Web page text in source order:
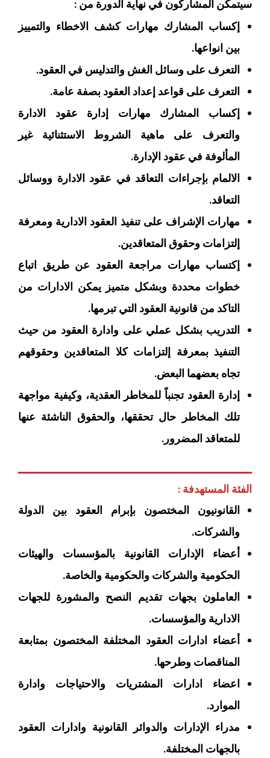
سيتمكن المشاركون في نهاية الدورة من :
إكساب المشارك مهارات كشف الاخطاء والتمييز
بين انواعها.
التعرف على وسائل الغش والتدليس في العقود.
التعرف على قواعد إعداد العقود بصفة عامة.
إكساب المشارك مهارات إدارة عقود الادارة
والتعرف على ماهية الشروط الاستثنائية غير
المألوفة في عقود الإدارة.
الالمام بإجراءات التعاقد في عقود الادارة ووسائل
التعاقد.
مهارات الإشراف على تنفيذ العقود الادارية ومعرفة
إلتزامات وحقوق المتعاقدين.
إكتساب مهارات مراجعة العقود عن طريق اتباع
خطوات محددة وبشكل متميز يمكن الادارات من
التاكد من قانونية العقود التي تبرمها.
التدريب بشكل عملي على وادارة العقود من حيث
التنفيذ بمعرفة إلتزامات كلا المتعاقدين وحقوقهم
تجاه بعضهما البعض.
إدارة العقود تجنباً للمخاطر العقدية، وكيفية مواجهة
تلك المخاطر حال تحققها، والحقوق الناشئة عنها
للمتعاقد المضرور.
الفئة المستهدفة :
القانونيون المختصون بإبرام العقود بين الدولة
والشركات.
أعضاء الإدارات القانونية بالمؤسسات والهيئات
الحكومية والشركات والحكومية والخاصة.
العاملون بجهات تقديم النصح والمشورة للجهات
الادارية والمؤسسات.
أعضاء ادارات العقود المختلفة المختصون بمتابعة
المناقصات وطرحها.
اعضاء ادارات المشتريات والاحتياجات وادارة
الموارد.
مدراء الإدارات والدوائر القانونية وادارات العقود
بالجهات المختلفة.